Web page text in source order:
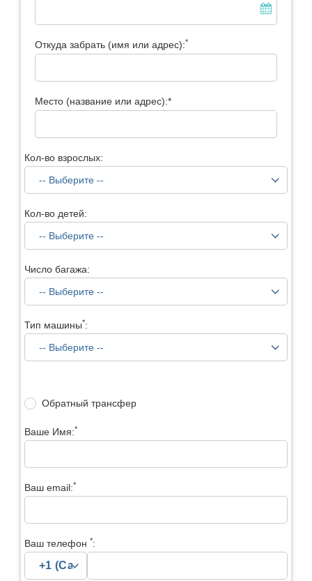
Откуда забрать (имя или адрес):*
Место (название или адрес):*
Кол-во взрослых:
Кол-во детей:
Число багажа:
Тип машины*:
Обратный трансфер
Ваше Имя:*
Ваш email:*
Ваш телефон *: